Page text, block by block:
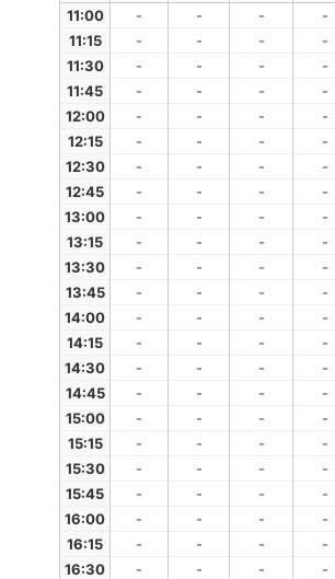
11:00
- - - -
11:15
- - - -
11:30
- - - -
11:45
- - - -
12:00
- - - -
12:15
- - - -
12:30
- - - -
12:45
- - - -
13:00
- - - -
13:15
- - - -
13:30
- - - -
13:45
- - - -
14:00
- - - -
14:15
- - - -
14:30
- - - -
14:45
- - - -
15:00
- - - -
15:15
- - - -
15:30
- - - -
15:45
- - - -
16:00
- - - -
16:15
- - - -
16:30
- - - -